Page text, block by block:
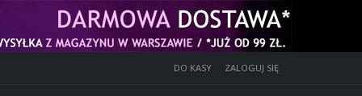
DO KASY ZALOGUJ SIĘ